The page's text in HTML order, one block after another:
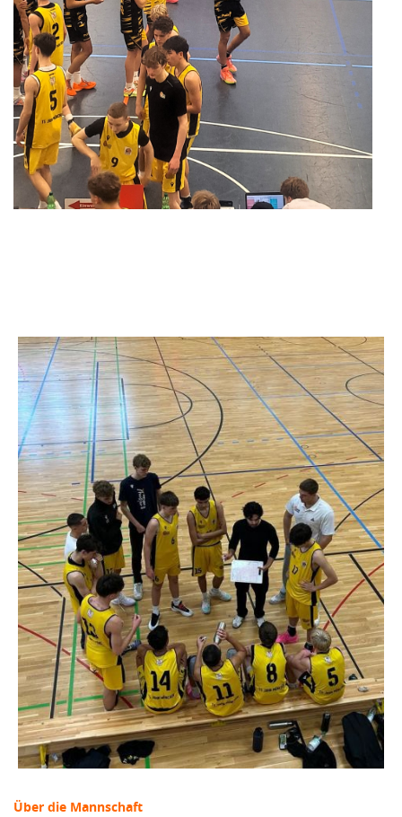
Über die Mannschaft